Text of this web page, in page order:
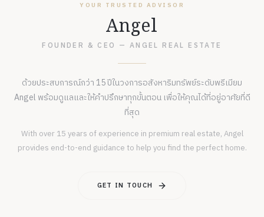
YOUR TRUSTED ADVISOR
Angel
FOUNDER & CEO — ANGEL REAL ESTATE
ด้วยประสบการณ์กว่า 15 ปีในวงการอสังหาริมทรัพย์ระดับพรีเมียม
Angel พร้อมดูแลและให้คำปรึกษาทุกขั้นตอน เพื่อให้คุณได้ที่อยู่อาศัยที่ดี
ที่สุด
With over 15 years of experience in premium real estate, Angel
provides end-to-end guidance to help you find the perfect home.
GET IN TOUCH